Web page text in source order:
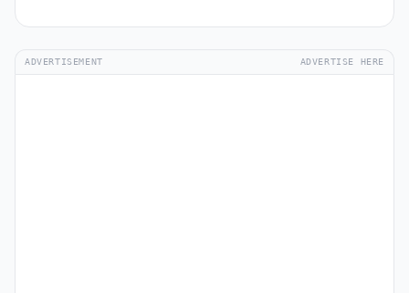
ADVERTISEMENT ADVERTISE HERE